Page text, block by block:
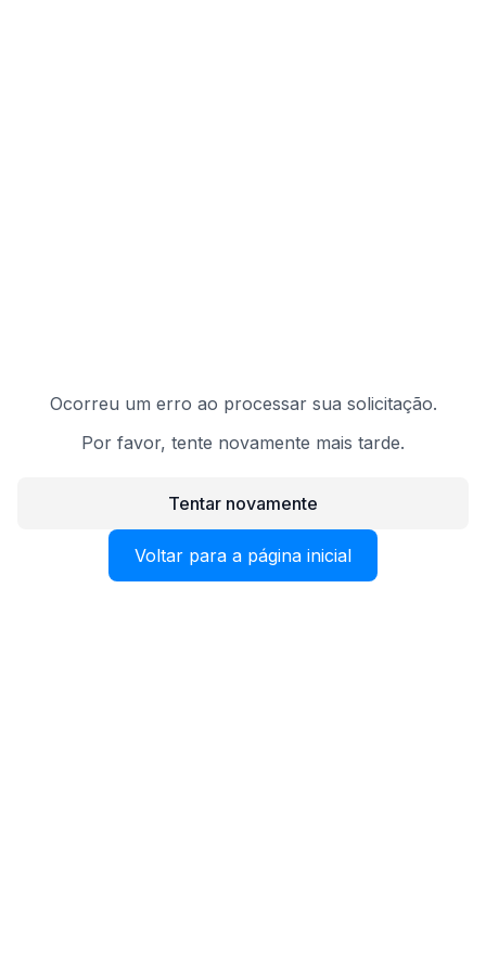
Ocorreu um erro ao processar sua solicitação.
Por favor, tente novamente mais tarde.
Tentar novamente
Voltar para a página inicial